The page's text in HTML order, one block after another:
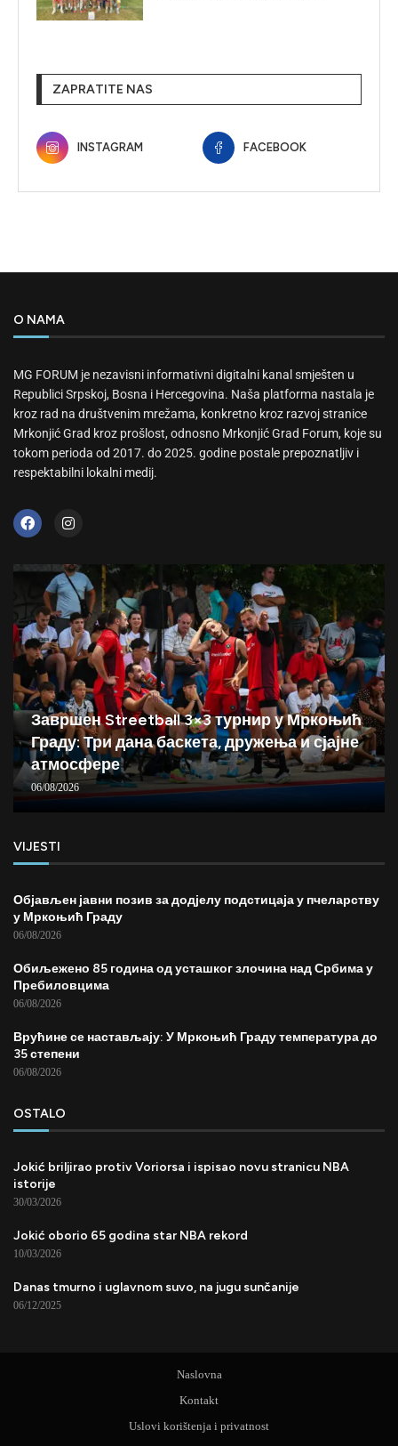
ZAPRATITE NAS
INSTAGRAM FACEBOOK
O NAMA
MG FORUM je nezavisni informativni digitalni kanal smješten u
Republici Srpskoj, Bosna i Hercegovina. Naša platforma nastala je
kroz rad na društvenim mrežama, konkretno kroz razvoj stranice
Mrkonjić Grad kroz prošlost, odnosno Mrkonjić Grad Forum, koje su
tokom perioda od 2017. do 2025. godine postale prepoznatljiv i
respektabilni lokalni medij.
Завршен Streetball 3×3 турнир у Мркоњић
Граду: Три дана баскета, дружења и сјајне
атмосфере
06/08/2026
VIJESTI
Објављен јавни позив за додјелу подстицаја у пчеларству
у Мркоњић Граду
06/08/2026
Обиљежено 85 година од усташког злочина над Србима у
Пребиловцима
06/08/2026
Врућине се настављају: У Мркоњић Граду температура до
35 степени
06/08/2026
OSTALO
Jokić briljirao protiv Voriorsa i ispisao novu stranicu NBA
istorije
30/03/2026
Jokić oborio 65 godina star NBA rekord
10/03/2026
Danas tmurno i uglavnom suvo, na jugu sunčanije
06/12/2025
Naslovna
Kontakt
Uslovi korištenja i privatnost